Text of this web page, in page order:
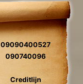
09090400527
090740096
Creditlijn